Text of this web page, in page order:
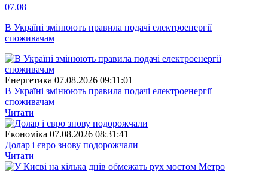
07.08
В Україні змінюють правила подачі електроенергії
споживачам
Енергетика 07.08.2026 09:11:01
В Україні змінюють правила подачі електроенергії
споживачам
Читати
Економіка 07.08.2026 08:31:41
Долар і євро знову подорожчали
Читати